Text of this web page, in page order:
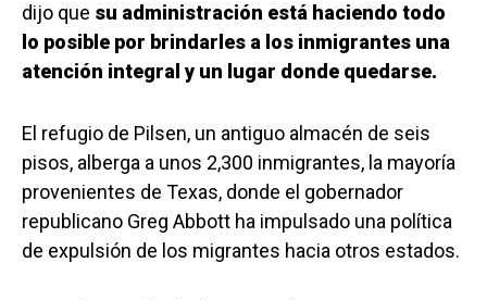
dijo que su administración está haciendo todo
lo posible por brindarles a los inmigrantes una
atención integral y un lugar donde quedarse.
El refugio de Pilsen, un antiguo almacén de seis
pisos, alberga a unos 2,300 inmigrantes, la mayoría
provenientes de Texas, donde el gobernador
republicano Greg Abbott ha impulsado una política
de expulsión de los migrantes hacia otros estados.